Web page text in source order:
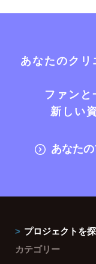
あなたのク
ファン
新しい
あなた
プロジェクトを
カテゴリー